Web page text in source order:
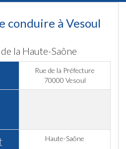
conduire à Vesoul
la Haute-Saône
Rue de la Préfecture
70000 Vesoul
Haute-Saône